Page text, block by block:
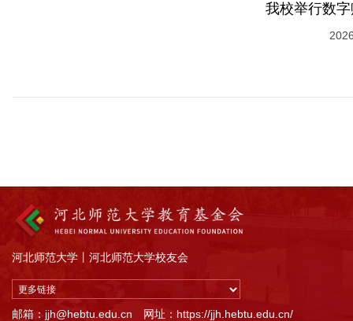
我校举行数
河北师范大学 河北师范大学校友会
邮箱：jjh@hebtu.edu.cn
网址：https://jjh.hebtu.edu.cn/